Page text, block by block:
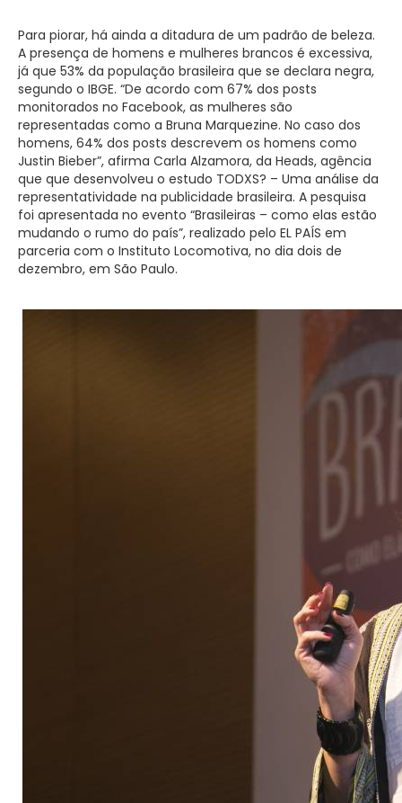
Para piorar, há ainda a ditadura de um padrão de beleza.
A presença de homens e mulheres brancos é excessiva,
já que 53% da população brasileira que se declara negra,
segundo o IBGE. “De acordo com 67% dos posts
monitorados no Facebook, as mulheres são
representadas como a Bruna Marquezine. No caso dos
homens, 64% dos posts descrevem os homens como
Justin Bieber”, afirma Carla Alzamora, da Heads, agência
que que desenvolveu o estudo TODXS? – Uma análise da
representatividade na publicidade brasileira. A pesquisa
foi apresentada no evento “Brasileiras – como elas estão
mudando o rumo do país”, realizado pelo EL PAÍS em
parceria com o Instituto Locomotiva, no dia dois de
dezembro, em São Paulo.